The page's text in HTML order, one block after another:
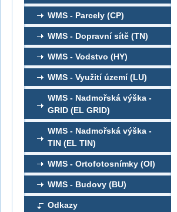
WMS - Parcely (CP)
WMS - Dopravní sítě (TN)
WMS - Vodstvo (HY)
WMS - Využití území (LU)
WMS - Nadmořská výška -
GRID (EL GRID)
WMS - Nadmořská výška -
TIN (EL TIN)
WMS - Ortofotosnímky (OI)
WMS - Budovy (BU)
Odkazy